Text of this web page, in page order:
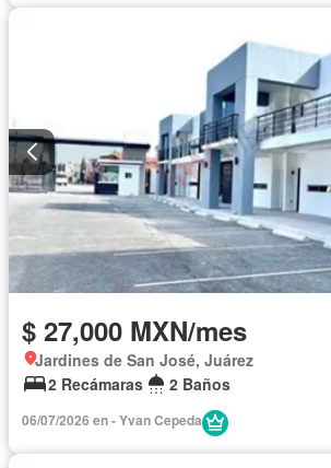
$ 27,000 MXN/mes
Jardines de San José, Juárez
2 Recámaras
2 Baños
06/07/2026 en - Yvan Cepeda